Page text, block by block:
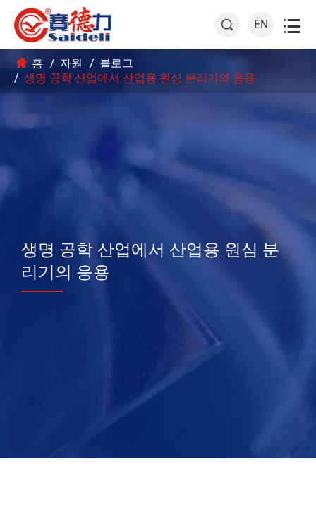
 EN 
홈 자원
블로그
생명 공학 산업에서 산업용 원심 분리기의 응용
생명 공학 산업에서 산업용 원심 분
리기의 응용